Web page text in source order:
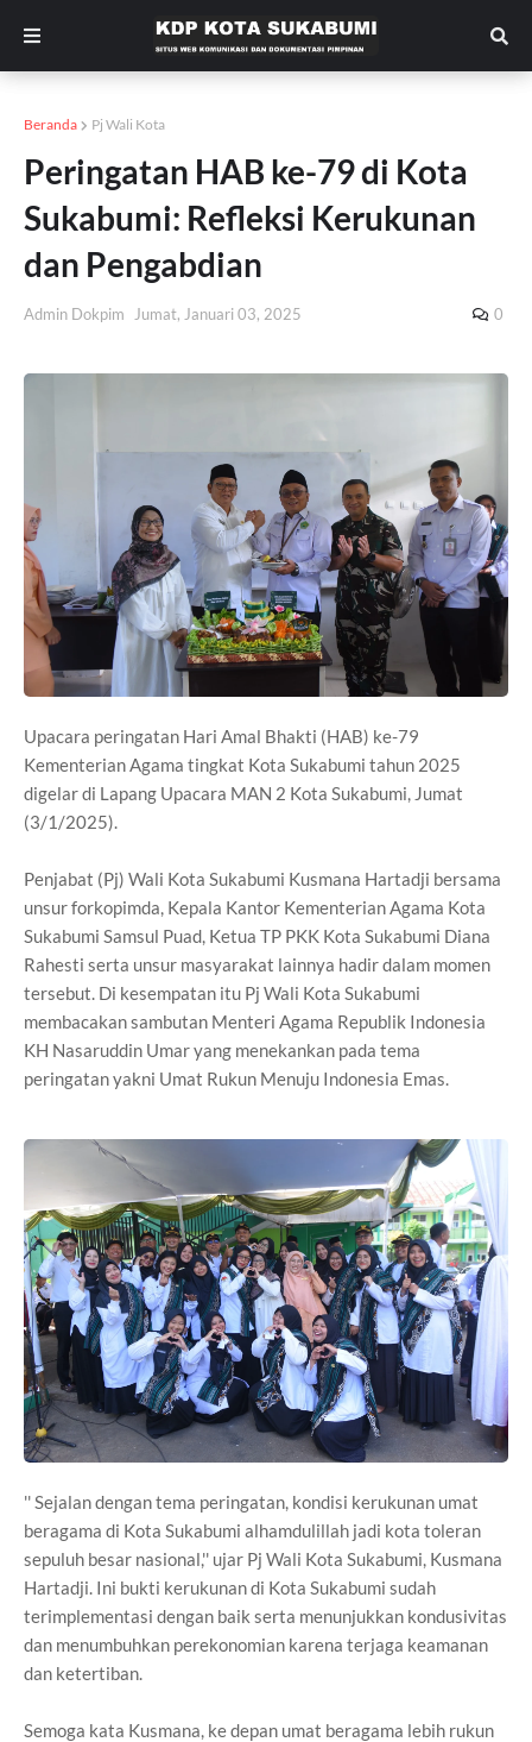
Beranda Pj Wali Kota
Peringatan HAB ke-79 di Kota
Sukabumi: Refleksi Kerukunan
dan Pengabdian
Admin Dokpim Jumat, Januari 03, 2025 0
Upacara peringatan Hari Amal Bhakti (HAB) ke-79
Kementerian Agama tingkat Kota Sukabumi tahun 2025
digelar di Lapang Upacara MAN 2 Kota Sukabumi, Jumat
(3/1/2025).
Penjabat (Pj) Wali Kota Sukabumi Kusmana Hartadji bersama
unsur forkopimda, Kepala Kantor Kementerian Agama Kota
Sukabumi Samsul Puad, Ketua TP PKK Kota Sukabumi Diana
Rahesti serta unsur masyarakat lainnya hadir dalam momen
tersebut. Di kesempatan itu Pj Wali Kota Sukabumi
membacakan sambutan Menteri Agama Republik Indonesia
KH Nasaruddin Umar yang menekankan pada tema
peringatan yakni Umat Rukun Menuju Indonesia Emas.
'' Sejalan dengan tema peringatan, kondisi kerukunan umat
beragama di Kota Sukabumi alhamdulillah jadi kota toleran
sepuluh besar nasional,'' ujar Pj Wali Kota Sukabumi, Kusmana
Hartadji. Ini bukti kerukunan di Kota Sukabumi sudah
terimplementasi dengan baik serta menunjukkan kondusivitas
dan menumbuhkan perekonomian karena terjaga keamanan
dan ketertiban.
Semoga kata Kusmana, ke depan umat beragama lebih rukun